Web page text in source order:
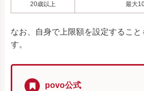
20歳以上 最大
なお、自身で上限額を設定すること
す。
povo公式